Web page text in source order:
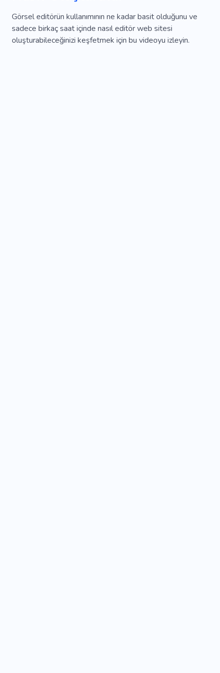
Görsel editörün kullanımının ne kadar basit olduğunu ve
sadece birkaç saat içinde nasıl editör web sitesi
oluşturabileceğinizi keşfetmek için bu videoyu izleyin.